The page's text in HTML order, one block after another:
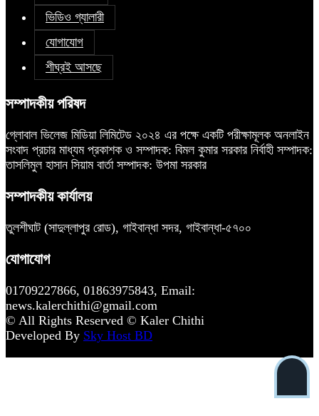
ভিডিও গ্যালারী
যোগাযোগ
শীঘ্রই আসছে
সম্পাদকীয় পরিষদ
গ্লোবাল ভিলেজ মিডিয়া লিমিটেড ২০২৪ এর পক্ষে একটি পরীক্ষামূলক অনলাইন
সংবাদ প্রচার মাধ্যম প্রকাশক ও সম্পাদক: বিমল কুমার সরকার নির্বাহী সম্পাদক:
তাসলিমুল হাসান সিয়াম বার্তা সম্পাদক: উপমা সরকার
সম্পাদকীয় কার্যালয়
তুলশীঘাট (সাদুল্লাপুর রোড), গাইবান্ধা সদর, গাইবান্ধা-৫৭০০
যোগাযোগ
01709227866, 01863975843, Email:
news.kalerchithi@gmail.com
© All Rights Reserved © Kaler Chithi
Developed By Sky Host BD